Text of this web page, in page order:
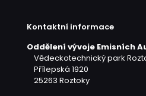
Kontaktní informace
Oddělení vývoje Emisních
Vědeckotechnický park
Přílepská 1920
25263 Roztoky